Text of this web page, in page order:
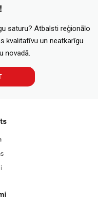
saturu? Atbalsti reģionālo
kvalitatīvu un neatkarīgu
novadā.